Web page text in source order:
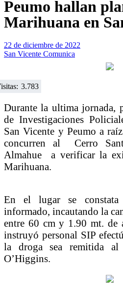
Peumo hallan
Marihuana en
22 de diciembre de 2022
San Vicente Comunica
3.783
Durante la ultima jornada,
de Investigaciones
San Vicente y Peumo a
concurren al Cerro
Almahue a verificar la
Marihuana.
En el lugar se
informado, incautando la
entre 60 cm y 1.90 mt. de
instruyó personal SIP
la droga sea remitida
O’Higgins.